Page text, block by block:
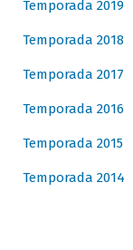
Temporada 2019
Temporada 2018
Temporada 2017
Temporada 2016
Temporada 2015
Temporada 2014